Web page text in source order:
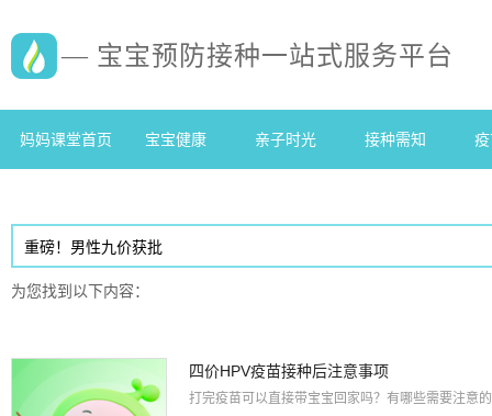
— 宝宝预防接种一站式服务平台
妈妈课堂首页 宝宝健康 亲子时光 接种需知
为您找到以下内容：
四价HPV疫苗接种后注意事项
打完疫苗可以直接带宝宝回家吗？有哪些需要注意